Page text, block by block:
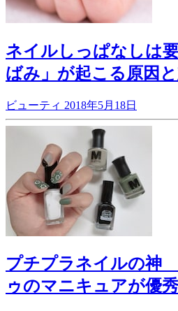
ネイルしっぱなしは
ばみ」が起こる原因
ビューティ 2018年5月18日
プチプラネイルの神
ゥのマニキュアが優